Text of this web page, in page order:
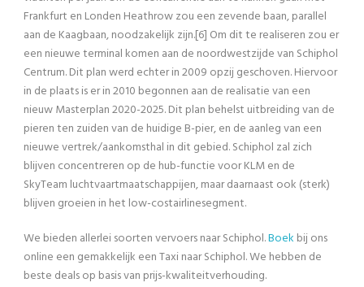
Frankfurt en Londen Heathrow zou een zevende baan, parallel
aan de Kaagbaan, noodzakelijk zijn.[6] Om dit te realiseren zou er
een nieuwe terminal komen aan de noordwestzijde van Schiphol
Centrum. Dit plan werd echter in 2009 opzij geschoven. Hiervoor
in de plaats is er in 2010 begonnen aan de realisatie van een
nieuw Masterplan 2020-2025. Dit plan behelst uitbreiding van de
pieren ten zuiden van de huidige B-pier, en de aanleg van een
nieuwe vertrek/aankomsthal in dit gebied. Schiphol zal zich
blijven concentreren op de hub-functie voor KLM en de
SkyTeam luchtvaartmaatschappijen, maar daarnaast ook (sterk)
blijven groeien in het low-costairlinesegment.
We bieden allerlei soorten vervoers naar Schiphol.Boek bij ons
online een gemakkelijk een Taxi naar Schiphol. We hebben de
beste deals op basis van prijs-kwaliteitverhouding.